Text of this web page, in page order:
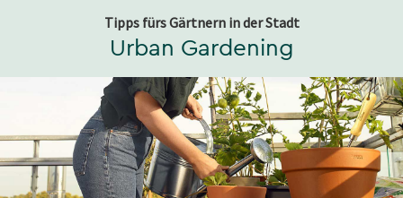
Tipps fürs Gärtnern in der Stadt
Urban Gardening